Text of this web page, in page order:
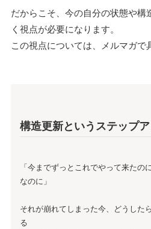
だからこそ、今の自分の状態や構
く視点が必要になります。
この視点については、メルマガで
構造更新というステップ
「今までずっとこれでやって来た
なのに」
それが崩れてしまった今、どうした
る